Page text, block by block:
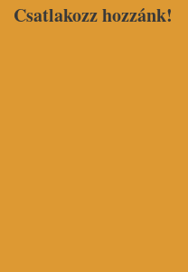
Csatlakozz hozzánk!